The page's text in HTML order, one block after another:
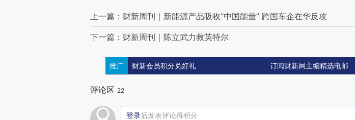
上一篇：财新周刊｜新能源产品吸收“中国能量” 跨国车企在华反攻
下一篇：财新周刊｜陈立武力救英特尔
推广 财新会员积分兑好礼 订阅财新网主编精选电邮
评论区 22
登录后发表评论得积分